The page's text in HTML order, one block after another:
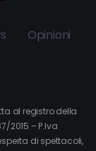
Opinioni
al registro della
2015 – P.Iva
di spettacoli,